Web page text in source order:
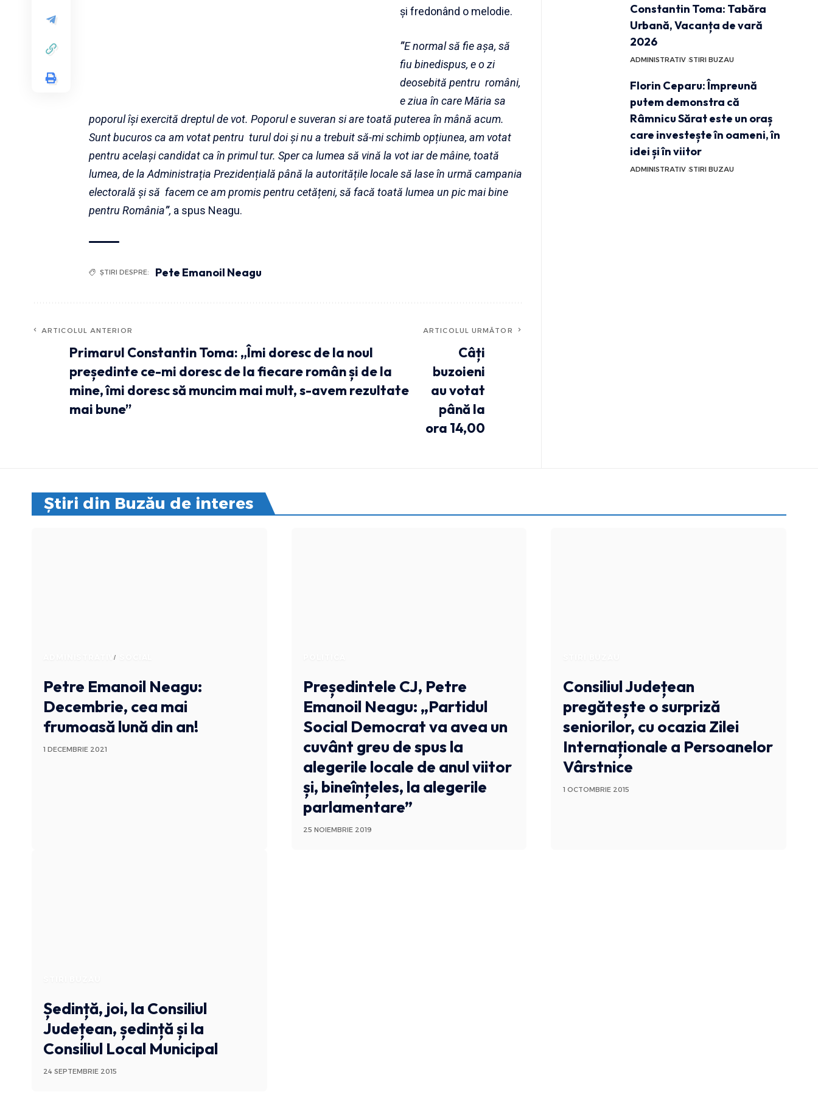
și fredonând o melodie.
”E normal să fie așa, să
fiu binedispus, e o zi
deosebită pentru români,
e ziua în care Măria sa
poporul își exercită dreptul de vot. Poporul e suveran si are toată puterea în mână acum.
Sunt bucuros ca am votat pentru turul doi și nu a trebuit să-mi schimb opțiunea, am votat
pentru același candidat ca în primul tur. Sper ca lumea să vină la vot iar de mâine, toată
lumea, de la Administrația Prezidențială până la autoritățile locale să lase în urmă campania
electorală și să facem ce am promis pentru cetățeni, să facă toată lumea un pic mai bine
pentru România”, a spus Neagu.
ȘTIRI DESPRE: Pete Emanoil Neagu
ARTICOLUL ANTERIOR
Primarul Constantin Toma: „Îmi doresc de la noul
președinte ce-mi doresc de la fiecare român și de la
mine, îmi doresc să muncim mai mult, s-avem rezultate
mai bune”
ARTICOLUL URMĂTOR
Câți
buzoieni
au votat
până la
ora 14,00
Constantin Toma: Tabăra
Urbană, Vacanța de vară
2026
ADMINISTRATIV STIRI BUZAU
Florin Ceparu: Împreună
putem demonstra că
Râmnicu Sărat este un oraș
care investește în oameni, în
idei și în viitor
ADMINISTRATIV STIRI BUZAU
Știri din Buzău de interes
ADMINISTRATIV
Petre Emanoil Neagu:
Decembrie, cea mai
frumoasă lună din an!
1 DECEMBRIE 2021
Președintele CJ, Petre
Emanoil Neagu: „Partidul
Social Democrat va avea un
cuvânt greu de spus la
alegerile locale de anul viitor
și, bineînțeles, la alegerile
parlamentare”
25 NOIEMBRIE 2019
Consiliul Județean
pregătește o surpriză
seniorilor, cu ocazia Zilei
Internaționale a Persoanelor
Vârstnice
1 OCTOMBRIE 2015
Ședință, joi, la Consiliul
Județean, ședință și la
Consiliul Local Municipal
24 SEPTEMBRIE 2015